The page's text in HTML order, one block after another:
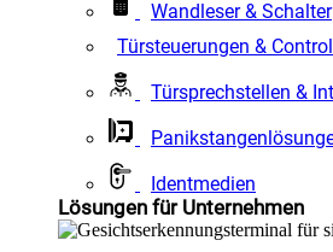
Wandleser & Schalter
Türsteuerungen &
Türsprechstellen &
Identmedien
Lösungen für Unternehmen